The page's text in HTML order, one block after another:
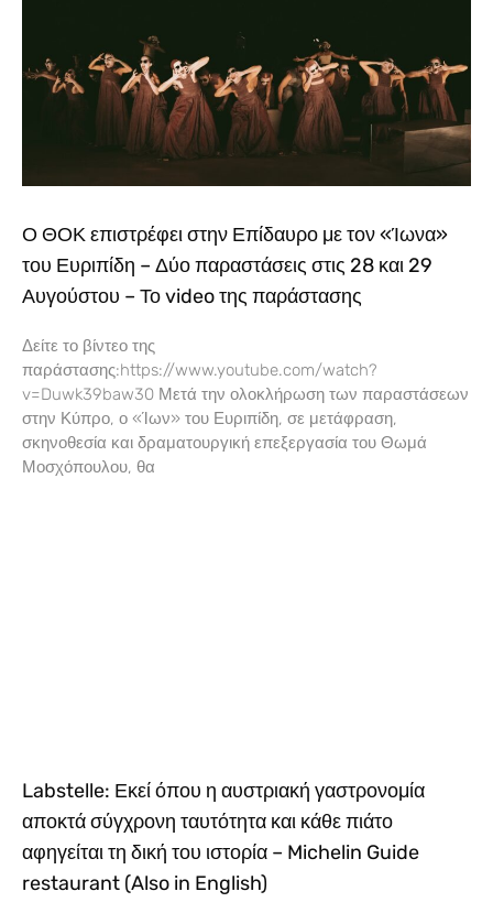
Ο ΘΟΚ επιστρέφει στην Επίδαυρο με τον «Ίωνα»
του Ευριπίδη – Δύο παραστάσεις στις 28 και 29
Αυγούστου – Το video της παράστασης
Δείτε το βίντεο της
παράστασης:https://www.youtube.com/watch?
v=Duwk39baw30 Μετά την ολοκλήρωση των παραστάσεων
στην Κύπρο, ο «Ίων» του Ευριπίδη, σε μετάφραση,
σκηνοθεσία και δραματουργική επεξεργασία του Θωμά
Μοσχόπουλου, θα
Labstelle: Εκεί όπου η αυστριακή γαστρονομία
αποκτά σύγχρονη ταυτότητα και κάθε πιάτο
αφηγείται τη δική του ιστορία – Michelin Guide
restaurant (Also in English)